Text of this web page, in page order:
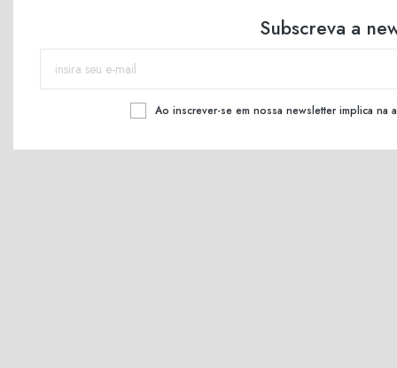
Subscreva a
Ao inscrever-se em nossa newsletter implica na